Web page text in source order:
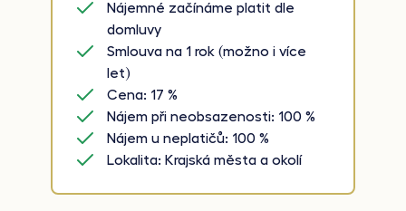
Nájemné začínáme platit dle
domluvy
Smlouva na 1 rok (možno i více
let)
Cena: 17 %
Nájem při neobsazenosti: 100 %
Nájem u neplatičů: 100 %
Lokalita: Krajská města a okolí